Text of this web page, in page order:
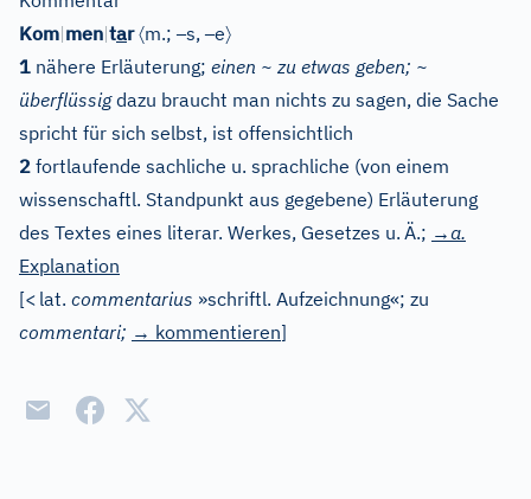
Kom|men|tar 〈m.;–s,–e〉
1 nähere Erläuterung; einen ~ zu etwas geben; ~
überflüssigdazu braucht man nichts zu sagen, die Sache
spricht für sich selbst, ist offensichtlich
2 fortlaufende sachliche u. sprachliche (von einem
wissenschaftl. Standpunkt aus gegebene) Erläuterung
des Textes eines literar. Werkes, Gesetzes u. Ä.; →a.
Explanation
[< lat. commentarius »schriftl. Aufzeichnung«; zu
commentari; → kommentieren]